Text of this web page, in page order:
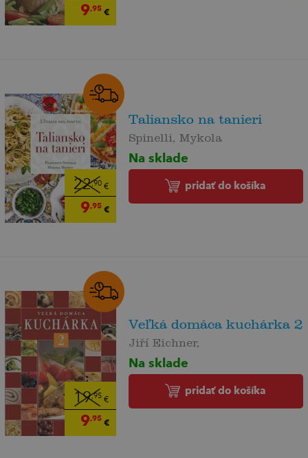
9,95€
22,90€
9,95€
Taliansko na tanieri
Spinelli, Mykola
Na sklade
pridať do košíka
19,95€
9,95€
Veľká domáca kuchárka 2
Jiří Eichner,
Na sklade
pridať do košíka